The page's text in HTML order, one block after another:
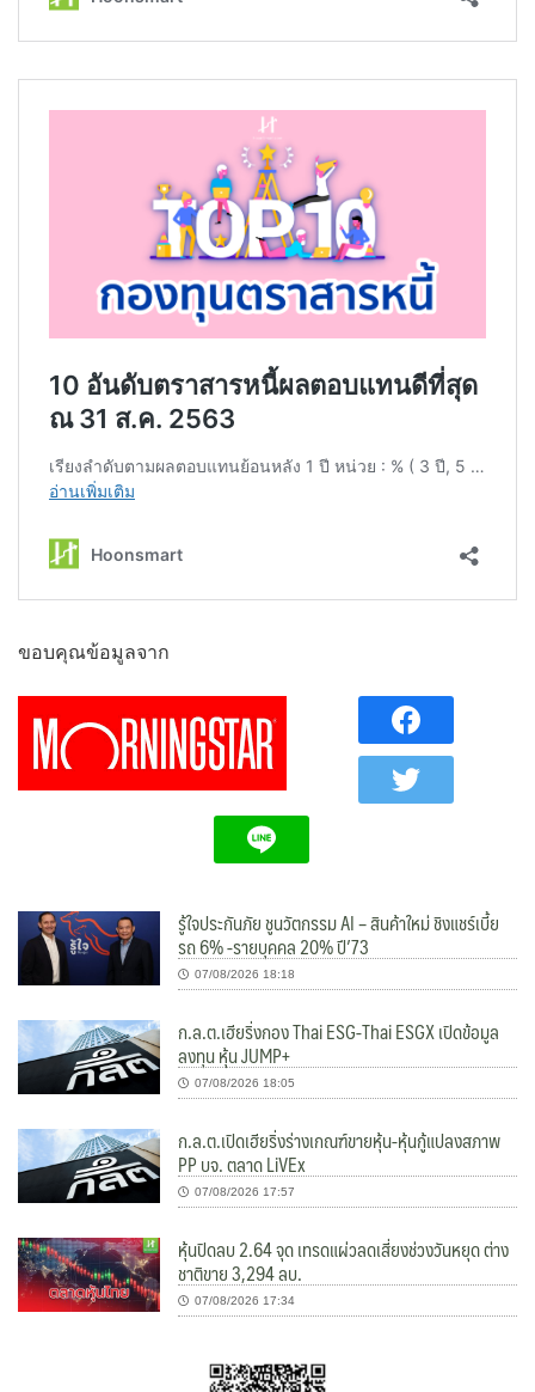
ขอบคุณข้อมูลจาก
รู้ใจประกันภัย ชูนวัตกรรม AI – สินค้าใหม่ ชิงแชร์เบี้ย
รถ 6% -รายบุคคล 20% ปี’73
07/08/2026 18:18
ก.ล.ต.เฮียริ่งกอง Thai ESG-Thai ESGX เปิดข้อมูล
ลงทุน หุ้น JUMP+
07/08/2026 18:05
ก.ล.ต.เปิดเฮียริ่งร่างเกณฑ์ขายหุ้น-หุ้นกู้แปลงสภาพ
PP บจ. ตลาด LiVEx
07/08/2026 17:57
หุ้นปิดลบ 2.64 จุด เทรดแผ่วลดเสี่ยงช่วงวันหยุด ต่าง
ชาติขาย 3,294 ลบ.
07/08/2026 17:34